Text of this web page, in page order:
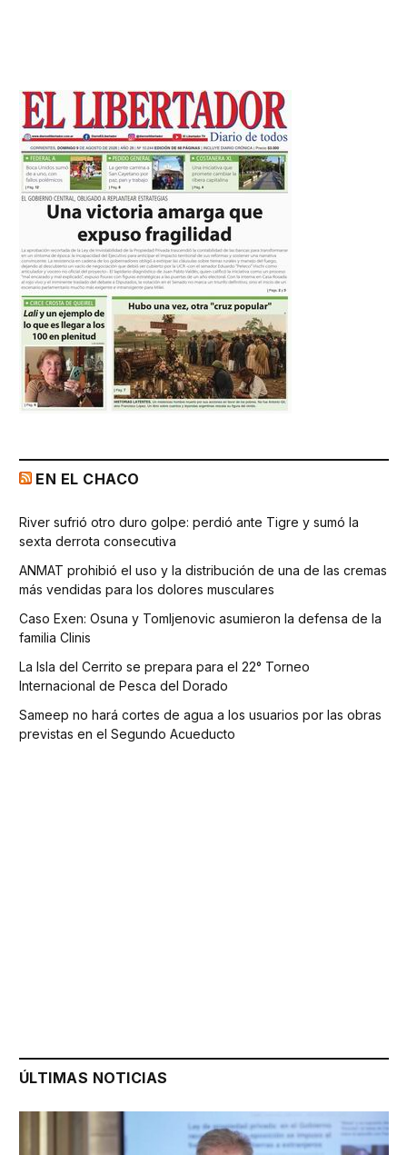
EN EL CHACO
River sufrió otro duro golpe: perdió ante Tigre y sumó la
sexta derrota consecutiva
ANMAT prohibió el uso y la distribución de una de las cremas
más vendidas para los dolores musculares
Caso Exen: Osuna y Tomljenovic asumieron la defensa de la
familia Clinis
La Isla del Cerrito se prepara para el 22° Torneo
Internacional de Pesca del Dorado
Sameep no hará cortes de agua a los usuarios por las obras
previstas en el Segundo Acueducto
ÚLTIMAS NOTICIAS